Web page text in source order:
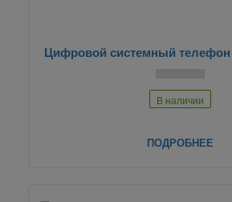
Цифровой системный телефон
В наличии
ПОДРОБНЕЕ